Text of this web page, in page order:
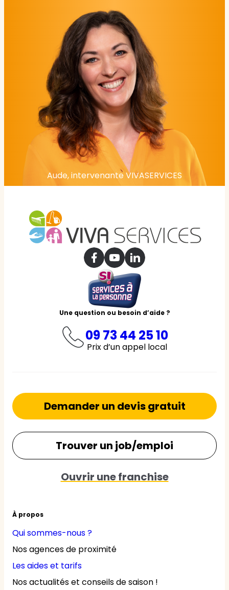
Aude, intervenante VIVASERVICES
Une question ou besoin d’aide ?
09 73 44 25 10
Prix d’un appel local
À propos
Qui sommes-nous ?
Nos agences de proximité
Les aides et tarifs
Nos actualités et conseils de saison !
Demander un devis gratuit
Trouver un job/emploi
Ouvrir une franchise